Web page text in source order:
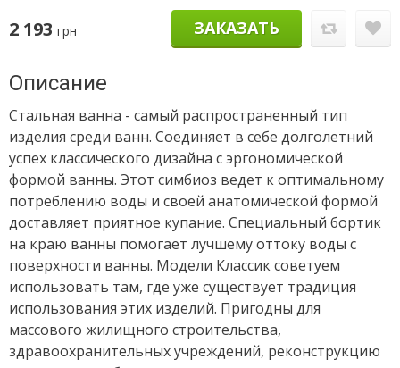
2 193 грн ЗАКАЗАТЬ
Описание
Стальная ванна - самый распространенный тип
изделия среди ванн. Соединяет в себе долголетний
успех классического дизайна с эргономической
формой ванны. Этот симбиоз ведет к оптимальному
потреблению воды и своей анатомической формой
доставляет приятное купание. Специальный бортик
на краю ванны помогает лучшему оттоку воды с
поверхности ванны. Модели Классик советуем
использовать там, где уже существует традиция
использования этих изделий. Пригодны для
массового жилищного строительства,
здравоохранительных учреждений, реконструкцию